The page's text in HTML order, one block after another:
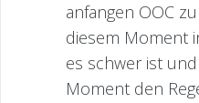
anfangen OOC
diesem Moment
es schwer ist
Moment den